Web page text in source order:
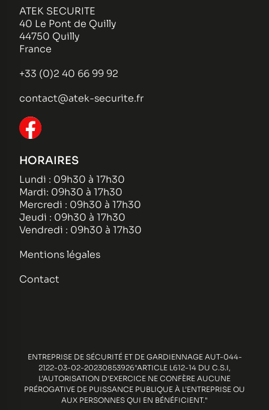
ATEK SECURITE
40 Le Pont de Quilly
44750 Quilly
France
+33 (0)2 40 66 99 92
contact@atek-securite.fr
HORAIRES
Lundi : 09h30 à 17h30
Mardi: 09h30 à 17h30
Mercredi : 09h30 à 17h30
Jeudi : 09h30 à 17h30
Vendredi : 09h30 à 17h30
Mentions légales
Contact
ENTREPRISE DE SÉCURITÉ ET DE GARDIENNAGE AUT-044-
2122-03-02-20230853926"ARTICLE L612-14 DU C.S.I,
L’AUTORISATION D’EXERCICE NE CONFÈRE AUCUNE
PRÉROGATIVE DE PUISSANCE PUBLIQUE À L’ENTREPRISE OU
AUX PERSONNES QUI EN BÉNÉFICIENT."